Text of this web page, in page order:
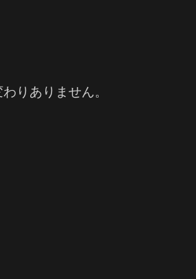
りありません。